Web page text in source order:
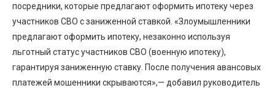
посредники, которые предлагают оформить ипотеку через
участников СВО с заниженной ставкой. «Злоумышленники
предлагают оформить ипотеку, незаконно используя
льготный статус участников СВО (военную ипотеку),
гарантируя заниженную ставку. После получения авансовых
платежей мошенники скрываются»,— добавил руководитель